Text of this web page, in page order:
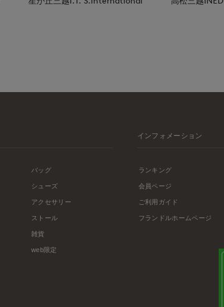
バッグ
シューズ
アクセサリー
ストール
雑貨
web限定
インフォメーション
ランキング
会員ページ
ご利用ガイド
フランドルホームページ